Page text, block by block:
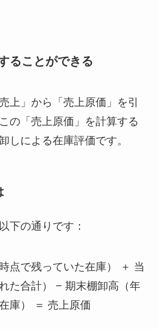
ることができる
上」から「売上原価」を引
の「売上原価」を計算する
しによる在庫評価です。
下の通りです：
点で残っていた在庫） ＋ 当
た合計） − 期末棚卸高（年
庫） ＝ 売上原価